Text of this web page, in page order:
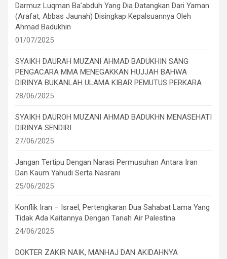
Darmuz Luqman Ba’abduh Yang Dia Datangkan Dari Yaman
(Arafat, Abbas Jaunah) Disingkap Kepalsuannya Oleh
Ahmad Badukhin
01/07/2025
SYAIKH DAURAH MUZANI AHMAD BADUKHIN SANG
PENGACARA MMA MENEGAKKAN HUJJAH BAHWA
DIRINYA BUKANLAH ULAMA KIBAR PEMUTUS PERKARA
28/06/2025
SYAIKH DAUROH MUZANI AHMAD BADUKHN MENASEHATI
DIRINYA SENDIRI
27/06/2025
Jangan Tertipu Dengan Narasi Permusuhan Antara Iran
Dan Kaum Yahudi Serta Nasrani
25/06/2025
Konflik Iran – Israel, Pertengkaran Dua Sahabat Lama Yang
Tidak Ada Kaitannya Dengan Tanah Air Palestina
24/06/2025
DOKTER ZAKIR NAIK, MANHAJ DAN AKIDAHNYA